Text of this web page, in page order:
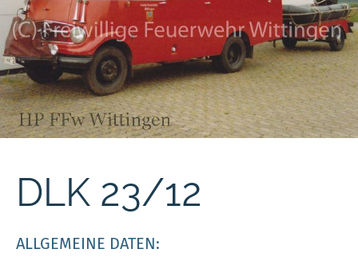
DLK 23/12
ALLGEMEINE DATEN: